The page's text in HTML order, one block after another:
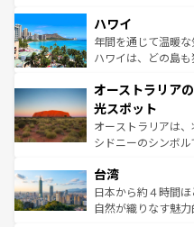
着のスイス情報は
のような巨大都市は
ンメントが詰まっ
西部には大自然が
部のニューオーリン
文化が魅力。旅行者
しみながら、その多
るだろう。車でのロ
情報は
ハワイ
年間を通じて温暖
ハワイは、どの島
ワイ島は見逃せな
島だが、静かな自然
おすすめ。エメラル
文化や歴史が息づ
人々、おいしいロー
ク、伝統的なフラ
っている。訪れるた
オーストラリア
光スポット
オーストラリアは、
シドニーのシンボ
リアリーフや大陸中
ク）、タスマニア
ど、見どころがた
台湾
日本から約４時間
自然が織りなす魅